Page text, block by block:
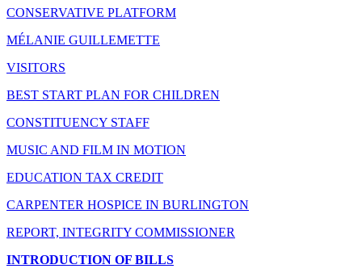
CONSERVATIVE PLATFORM
MÉLANIE GUILLEMETTE
VISITORS
BEST START PLAN FOR CHILDREN
CONSTITUENCY STAFF
MUSIC AND FILM IN MOTION
EDUCATION TAX CREDIT
CARPENTER HOSPICE IN BURLINGTON
REPORT, INTEGRITY COMMISSIONER
INTRODUCTION OF BILLS